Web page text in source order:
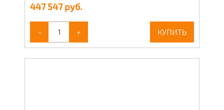
447 547руб.
- + КУПИТЬ